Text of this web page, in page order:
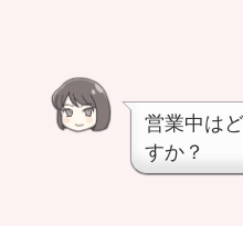
営業中は
すか？